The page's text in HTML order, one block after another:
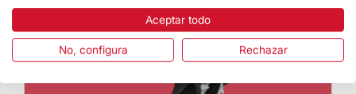
Aceptar todo
No, configura Rechazar